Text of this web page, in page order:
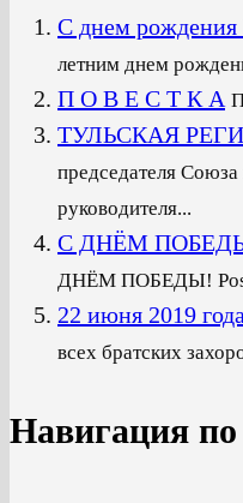
С днем рождения
летним днем
П О В Е С Т К А
ТУЛЬСКАЯ
председателя
руководителя...
С ДНЁМ
ДНЁМ ПОБЕДЫ!
22 июня 2019
всех братских
Навигация